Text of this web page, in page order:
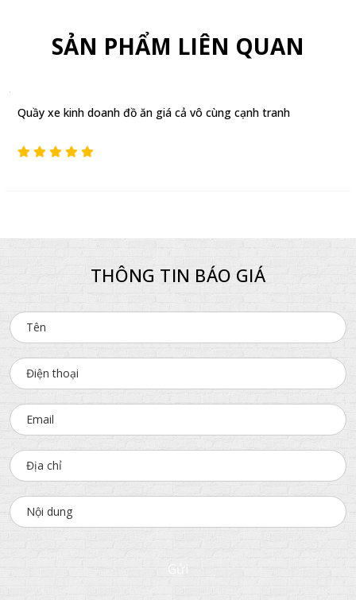
SẢN PHẨM LIÊN QUAN
Quầy xe kinh doanh đồ ăn giá cả vô cùng cạnh tranh
THÔNG TIN BÁO GIÁ
Gửi